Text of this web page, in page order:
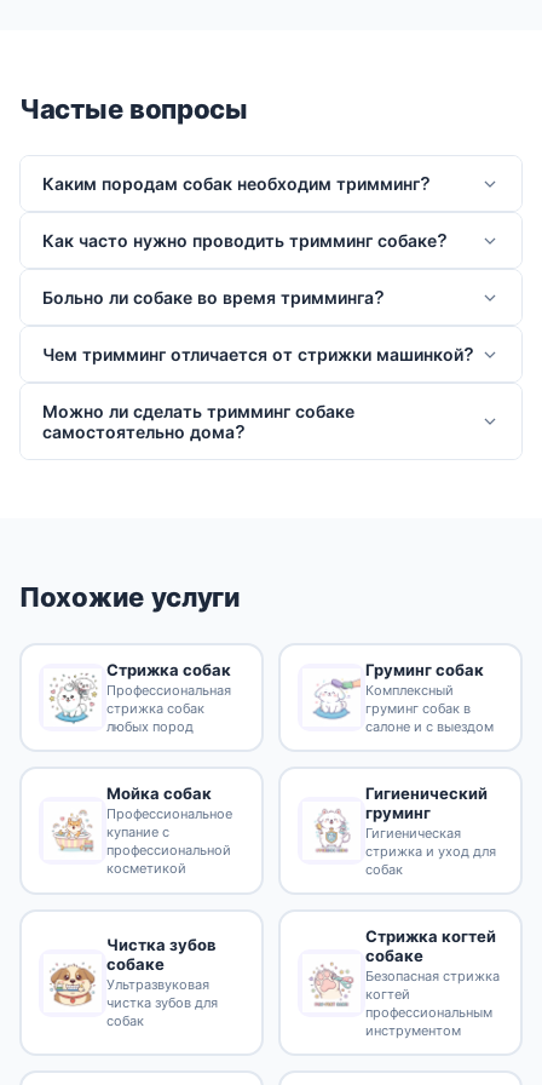
Частые вопросы
Каким породам собак необходим тримминг?
Как часто нужно проводить тримминг собаке?
Больно ли собаке во время тримминга?
Чем тримминг отличается от стрижки машинкой?
Можно ли сделать тримминг собаке
самостоятельно дома?
Похожие услуги
Стрижка собак
Профессиональная
стрижка собак
любых пород
Груминг собак
Комплексный
груминг собак в
салоне и с выездом
Мойка собак
Профессиональное
купание с
профессиональной
косметикой
Гигиенический
груминг
Гигиеническая
стрижка и уход для
собак
Чистка зубов
собаке
Ультразвуковая
чистка зубов для
собак
Стрижка когтей
собаке
Безопасная стрижка
когтей
профессиональным
инструментом